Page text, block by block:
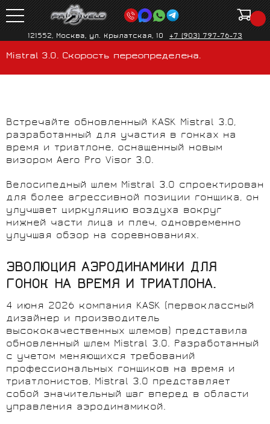
121552, Москва, ул. Крылатская, 10 +7 (903) 797-76-73
Mistral 3.0. Скорость переопределена.
Встречайте обновленный KASK Mistral 3.0,
разработанный для участия в гонках на
время и триатлоне, оснащенный новым
визором Aero Pro Visor 3.0.
Велосипедный шлем Mistral 3.0 спроектирован
для более агрессивной позиции гонщика, он
улучшает циркуляцию воздуха вокруг
нижней части лица и плеч, одновременно
улучшая обзор на соревнованиях.
ЭВОЛЮЦИЯ АЭРОДИНАМИКИ ДЛЯ
ГОНОК НА ВРЕМЯ И ТРИАТЛОНА.
4 июня 2026 компания KASK (первоклассный
дизайнер и производитель
высококачественных шлемов) представила
обновленный шлем Mistral 3.0. Разработанный
с учетом меняющихся требований
профессиональных гонщиков на время и
триатлонистов, Mistral 3.0 представляет
собой значительный шаг вперед в области
управления аэродинамикой.